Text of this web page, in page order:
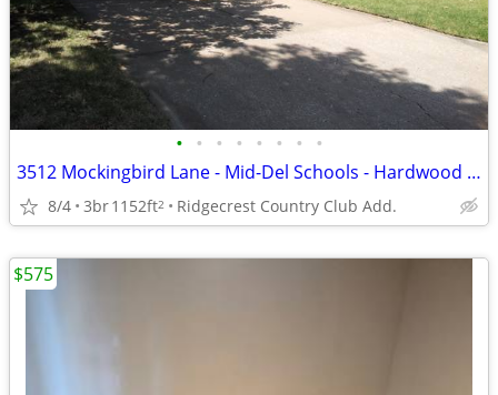
• • • • • • • •
3512 Mockingbird Lane - Mid-Del Schools - Hardwood Floors
8/4 3br1152ft2 Ridgecrest Country Club Add.
$575